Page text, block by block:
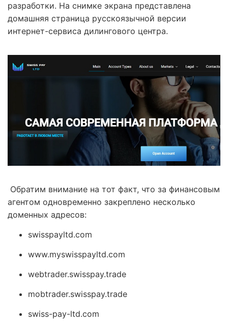
разработки. На снимке экрана представлена
домашняя страница русскоязычной версии
интернет-сервиса дилингового центра.
Обратим внимание на тот факт, что за финансовым
агентом одновременно закреплено несколько
доменных адресов:
swisspayltd.com
www.myswisspayltd.com
webtrader.swisspay.trade
mobtrader.swisspay.trade
swiss-pay-ltd.com